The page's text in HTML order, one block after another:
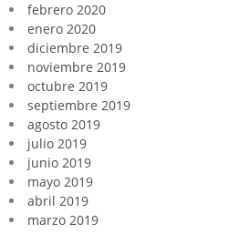
febrero 2020
enero 2020
diciembre 2019
noviembre 2019
octubre 2019
septiembre 2019
agosto 2019
julio 2019
junio 2019
mayo 2019
abril 2019
marzo 2019